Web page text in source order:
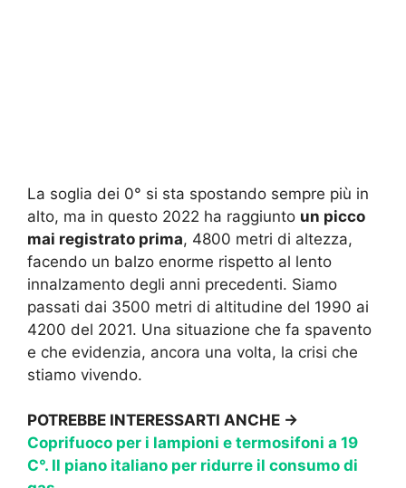
La soglia dei 0° si sta spostando sempre più in
alto, ma in questo 2022 ha raggiunto un picco
mai registrato prima, 4800 metri di altezza,
facendo un balzo enorme rispetto al lento
innalzamento degli anni precedenti. Siamo
passati dai 3500 metri di altitudine del 1990 ai
4200 del 2021. Una situazione che fa spavento
e che evidenzia, ancora una volta, la crisi che
stiamo vivendo.
POTREBBE INTERESSARTI ANCHE →
Coprifuoco per i lampioni e termosifoni a 19
C°. Il piano italiano per ridurre il consumo di